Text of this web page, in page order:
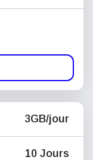
3GB/jour
10 Jours